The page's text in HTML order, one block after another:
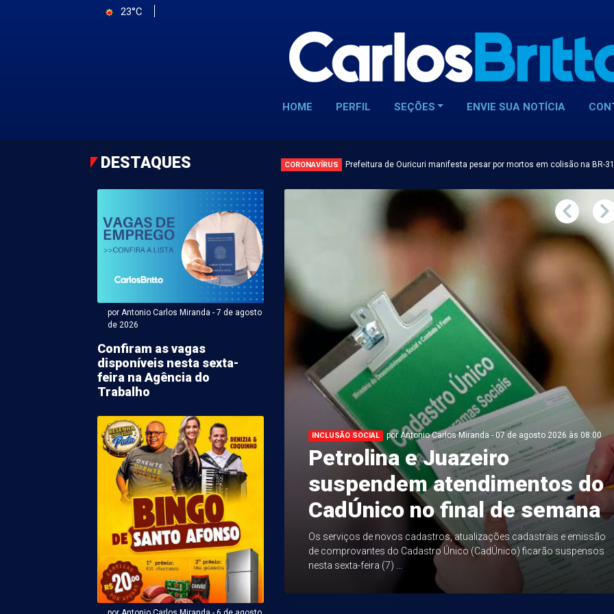
23°C
HOME PERFIL SEÇÕES ENVIE SUA NOTÍCIA
DESTAQUES CORONAVÍRUS Prefeitura de Ouricuri manifesta pesar por mortos em colisão na BR-
por Antonio Carlos Miranda - 7 de agosto
de 2026
Confiram as vagas
disponíveis nesta sexta-
feira na Agência do
Trabalho
Carlos Miranda - 07 de agosto 2026 às 06:31
deve ter mais um
ensolarado e
moderada
em Petrolina será mais um dia com a expectativa de
INCLUSÃO SOCIAL por Antonio Carlos Miranda - 07 de agosto 2026 às 08:00
Petrolina e Juazeiro
suspendem atendimentos do
CadÚnico no final de semana
Os serviços de novos cadastros, atualizações cadastrais e emissão
de comprovantes do Cadastro Único (CadÚnico) ficarão suspensos
nesta sexta-feira (7) ...